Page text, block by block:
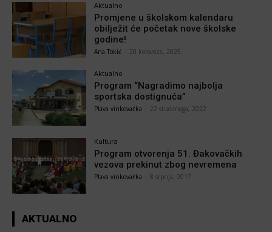
Aktualno
Promjene u školskom kalendaru
obilježit će početak nove školske
godine!
Ana Tokić 20 kolovoza, 2025
Aktualno
Program “Nagradimo najbolja
sportska dostignuća”
Plava vinkovačka 22 studenoga, 2022
Kultura
Program otvorenja 51. Đakovačkih
vezova prekinut zbog nevremena
Plava vinkovačka 8 srpnja, 2017
AKTUALNO